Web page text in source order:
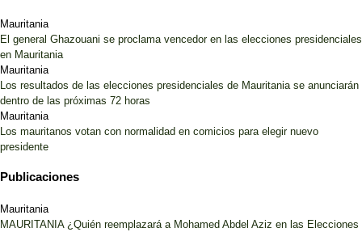
Mauritania
El general Ghazouani se proclama vencedor en las elecciones presidenciales
en Mauritania
Mauritania
Los resultados de las elecciones presidenciales de Mauritania se anunciarán
dentro de las próximas 72 horas
Mauritania
Los mauritanos votan con normalidad en comicios para elegir nuevo
presidente
Publicaciones
Mauritania
MAURITANIA ¿Quién reemplazará a Mohamed Abdel Aziz en las Elecciones